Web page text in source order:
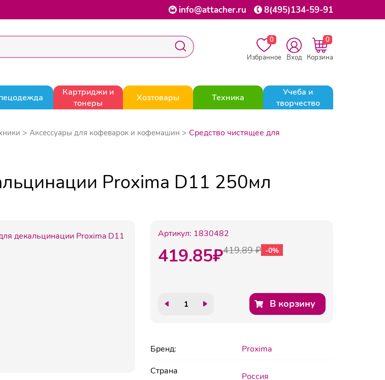
info@attacher.ru 8(495)134-59-91
0
Избранное
Вход
0
Корзина
Картриджи и
тонеры
Хозтовары Техника
Учеба и
творчество
Аксессуары для кофеварок и кофемашин
Средство чистящее для
Proxima D11 250мл
Артикул: 1830482
419.85₽419.89 ₽ -0%
В корзину
Бренд:
Proxima
Страна
Россия